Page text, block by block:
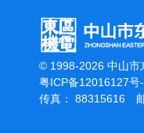
© 1998-2026 中山市
粤ICP备12016127号-
传真： 88315616